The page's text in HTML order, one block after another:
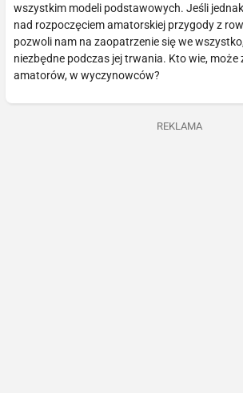
wszystkim modeli podstawowych. Jeśli
nad rozpoczęciem amatorskiej przygody z
pozwoli nam na zaopatrzenie się we
niezbędne podczas jej trwania. Kto wie, może
amatorów, w wyczynowców?
REKLAMA